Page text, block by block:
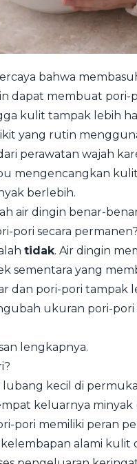
bahwa
dapat membuat pori-
kulit tampak lebih
yang rutin
perawatan wajah
mengencangkan
berlebih.
air dingin benar-
pori secara permanen?
tidak. Air dingin
sementara yang
dan pori-pori tampak
ukuran pori-pori
lengkapnya.
lubang kecil di
keluarnya minyak
pori memiliki peran
alami kulit